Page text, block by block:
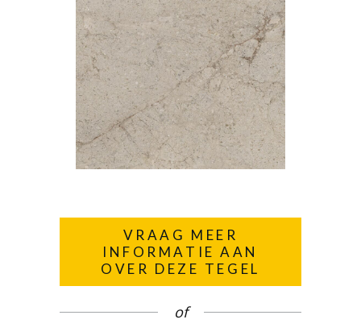
VRAAG MEER
INFORMATIE AAN
OVER DEZE TEGEL
of